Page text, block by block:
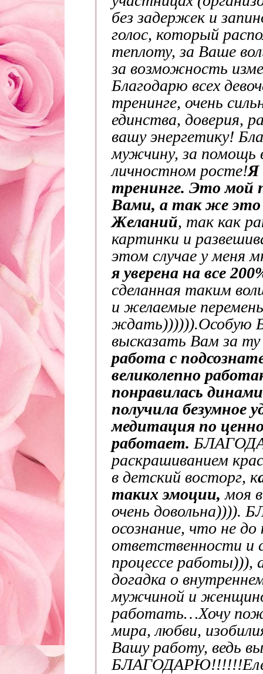
без задержек и
голос, который
теплоту, за Ваше
за возможность
Благодарю всех
тренинге, очень
единства, доверия,
вашу энергетику!
мужчину, за помощь
личностном росте!Я
тренинге. Это мой
Вами, а так же это
Желаний, так как
картинки и
этом случае у меня
я уверена на все
сделанная таким
и желаемые
ждать)))))).Особую
высказать Вам за
работа с
великолепно
понравилась
получила безумное
медитация по
работает.
раскрашиванием
в детский восторг, к
таких эмоции, моя
очень
осознание, что не
ответственности и
процессе работы))),
догадка о
мужчиной и
работать…Хочу
мира, любви,
Вашу работу, ведь
БЛАГОДАРЮ!!!!!!